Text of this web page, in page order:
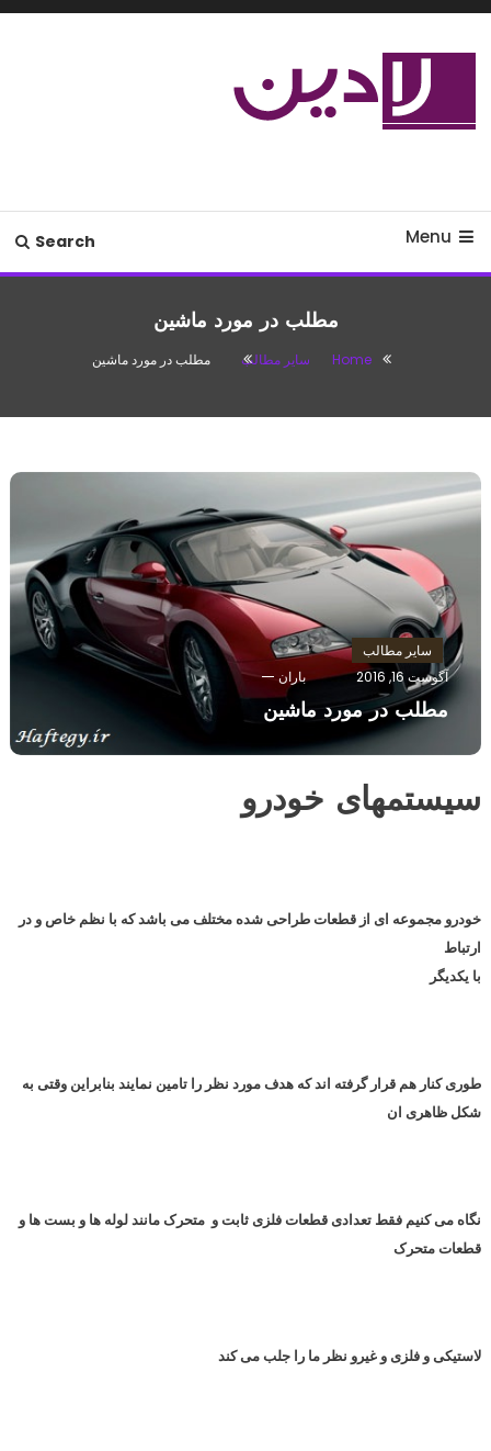
Skip
Menu
Search
مطلب در مورد ماشین
Home سایر مطالب مطلب در مورد ماشین
سایر مطالب
آگوست 16, 2016
باران
مطلب در مورد ماشین
سیستمهای خودرو
خودرو مجموعه ای از قطعات طراحی شده مختلف می باشد که با نظم خاص و در
ارتباط
با یکدیگر
طوری کنار هم قرار گرفته اند که هدف مورد نظر را تامین نمایند بنابراین وقتی به
شکل ظاهری ان
نگاه می کنیم فقط تعدادی قطعات فلزی ثابت و متحرک مانند لوله ها و بست ها و
قطعات متحرک
لاستیکی و فلزی و غیرو نظر ما را جلب می کند